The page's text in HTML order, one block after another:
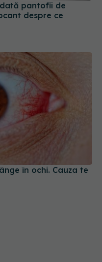
în ochi. Cauza te